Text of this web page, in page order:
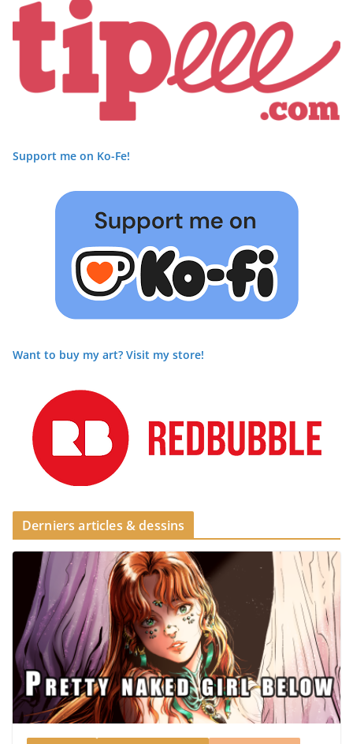
Support me on Ko-Fe!
Want to buy my art? Visit my store!
Derniers articles & dessins